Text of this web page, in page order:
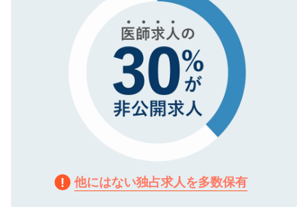
他にはない独占求人を多数保有